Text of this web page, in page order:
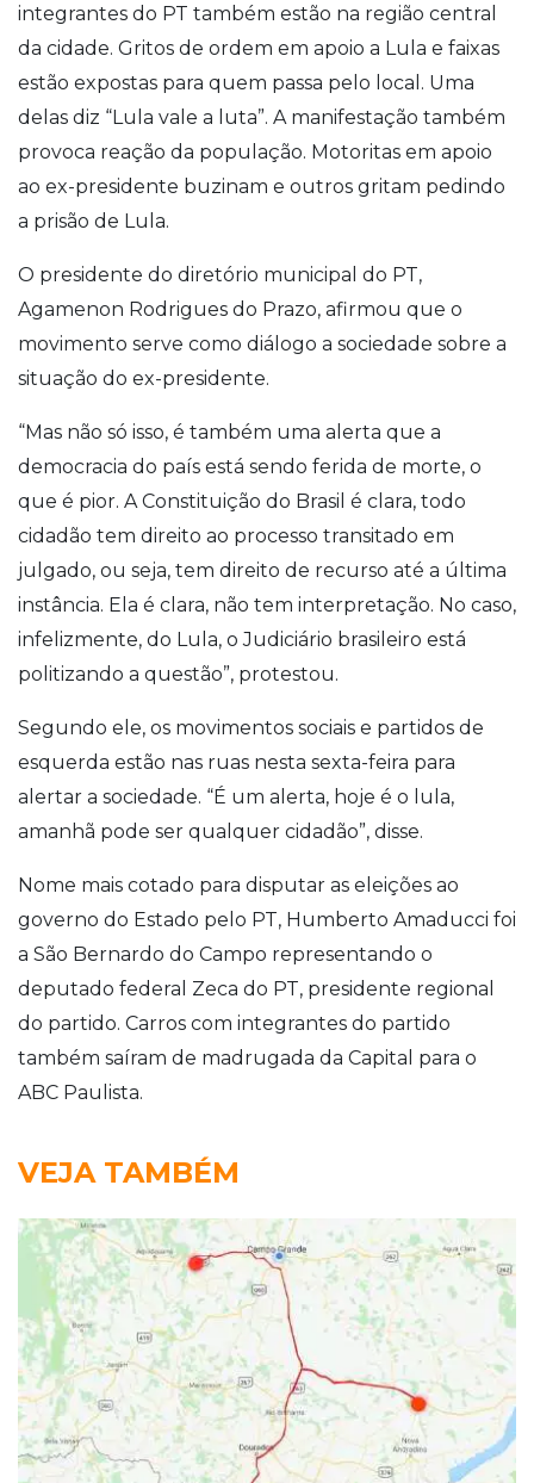
integrantes do PT também estão na região central
da cidade. Gritos de ordem em apoio a Lula e faixas
estão expostas para quem passa pelo local. Uma
delas diz “Lula vale a luta”. A manifestação também
provoca reação da população. Motoritas em apoio
ao ex-presidente buzinam e outros gritam pedindo
a prisão de Lula.
O presidente do diretório municipal do PT,
Agamenon Rodrigues do Prazo, afirmou que o
movimento serve como diálogo a sociedade sobre a
situação do ex-presidente.
“Mas não só isso, é também uma alerta que a
democracia do país está sendo ferida de morte, o
que é pior. A Constituição do Brasil é clara, todo
cidadão tem direito ao processo transitado em
julgado, ou seja, tem direito de recurso até a última
instância. Ela é clara, não tem interpretação. No caso,
infelizmente, do Lula, o Judiciário brasileiro está
politizando a questão”, protestou.
Segundo ele, os movimentos sociais e partidos de
esquerda estão nas ruas nesta sexta-feira para
alertar a sociedade. “É um alerta, hoje é o lula,
amanhã pode ser qualquer cidadão”, disse.
Nome mais cotado para disputar as eleições ao
governo do Estado pelo PT, Humberto Amaducci foi
a São Bernardo do Campo representando o
deputado federal Zeca do PT, presidente regional
do partido. Carros com integrantes do partido
também saíram de madrugada da Capital para o
ABC Paulista.
VEJA TAMBÉM